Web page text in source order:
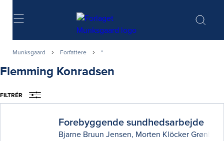
Søg
Munksgaard Forfattere *
Flemming Konradsen
FILTRÉR
Forebyggende sundhedsarbejde
Bjarne Bruun Jensen, Morten Klöcker Grønbæk